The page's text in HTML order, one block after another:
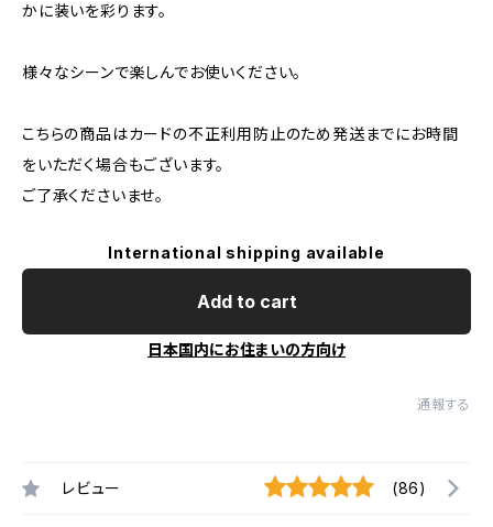
かに装いを彩ります。
様々なシーンで楽しんでお使いください。
こちらの商品はカードの不正利用防止のため発送までにお時間
をいただく場合もございます。
ご了承くださいませ。
International shipping available
Add to cart
日本国内にお住まいの方向け
通報する
レビュー (86)